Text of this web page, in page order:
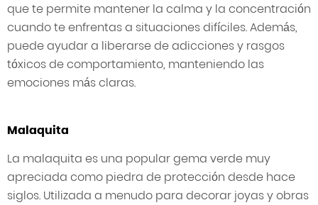
que te permite mantener la calma y la concentración
cuando te enfrentas a situaciones difíciles. Además,
puede ayudar a liberarse de adicciones y rasgos
tóxicos de comportamiento, manteniendo las
emociones más claras.
Malaquita
La malaquita es una popular gema verde muy
apreciada como piedra de protección desde hace
siglos. Utilizada a menudo para decorar joyas y obras